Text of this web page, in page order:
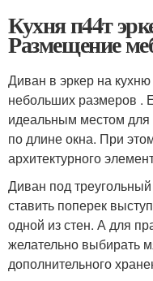
Кухня п44т
Размещение
Диван в эркер на
небольших размеров .
идеальным местом для
по длине окна. При
архитектурного
Диван под
ставить поперек
одной из стен. А для
желательно выбирать
дополнительного